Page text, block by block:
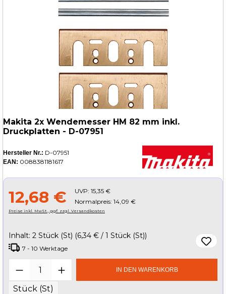
Makita 2x Wendemesser HM 82 mm inkl.
Druckplatten - D-07951
Hersteller Nr.: D-07951
EAN: 0088381181617
12,68 € UVP: 15,35 €
Normalpreis: 14,09 €
Preise inkl. MwSt., ggf. zzgl. Versandkosten
Inhalt: 2 Stück (St) (6,34 € / 1 Stück (St))
7 - 10 Werktage
Produkt Anzahl: Gib den
Stück (St)
IN DEN WARENKORB